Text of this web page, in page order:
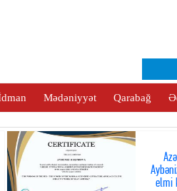
Mədəniyyət Qarabağ
elmi